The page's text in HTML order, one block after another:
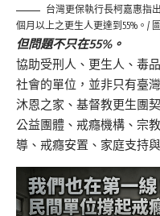
台灣更保執行長柯嘉惠指
個月以上之更生人更達到55%。/
但問題不只在55%。
協助受刑人、更生人、毒
社會的單位，並非只有臺
沐恩之家、基督教更生團
公益團體、戒癮機構、宗
導、戒癮安置、家庭支持